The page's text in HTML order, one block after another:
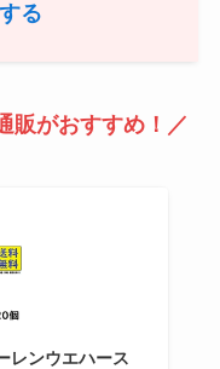
る
販がおすすめ！／
レンウエハース